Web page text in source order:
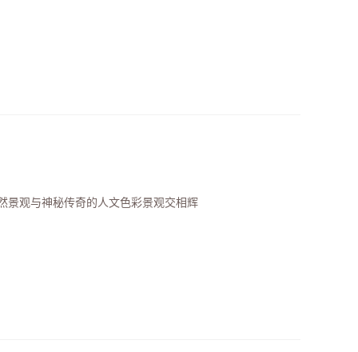
景观与神秘传奇的人文色彩景观交相辉